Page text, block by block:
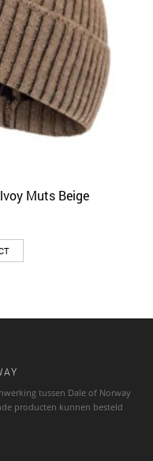
Muts Beige
tussen Dale of Norway
producten kunnen besteld